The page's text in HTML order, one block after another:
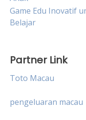
Game Edu Inovatif
Belajar
Partner Link
Toto Macau
pengeluaran macau